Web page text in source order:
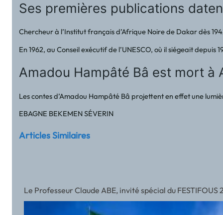
Ses premières publications
Chercheur à l’Institut français d’Afrique Noire de Dakar dès
En 1962, au Conseil exécutif de l’UNESCO, où il siégeait
Amadou Hampâté Bâ est mort à
Les contes d’Amadou Hampâté Bâ projettent en effet une
EBAGNE BEKEMEN SÉVERIN
Articles Similaires
Le Professeur Claude ABE, invité spécial du FESTIFOUS